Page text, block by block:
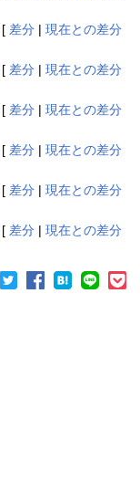
[ 差分 | 現在との差分
[ 差分 | 現在との差分
[ 差分 | 現在との差分
[ 差分 | 現在との差分
[ 差分 | 現在との差分
[ 差分 | 現在との差分